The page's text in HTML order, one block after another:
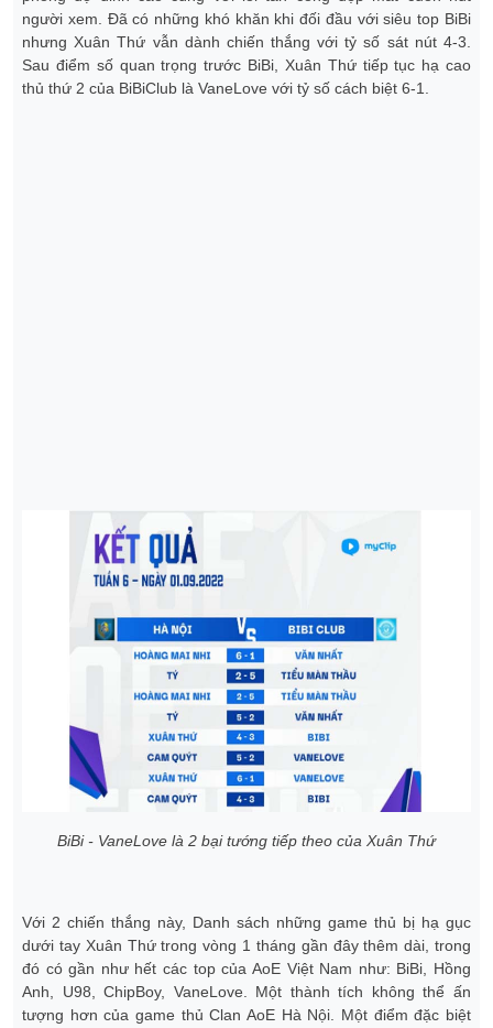
người xem. Đã có những khó khăn khi đối đầu với siêu top BiBi
nhưng Xuân Thứ vẫn dành chiến thắng với tỷ số sát nút 4-3.
Sau điểm số quan trọng trước BiBi, Xuân Thứ tiếp tục hạ cao
thủ thứ 2 của BiBiClub là VaneLove với tỷ số cách biệt 6-1.
BiBi - VaneLove là 2 bại tướng tiếp theo của Xuân Thứ
Với 2 chiến thắng này, Danh sách những game thủ bị hạ gục
dưới tay Xuân Thứ trong vòng 1 tháng gần đây thêm dài, trong
đó có gần như hết các top của AoE Việt Nam như: BiBi, Hồng
Anh, U98, ChipBoy, VaneLove. Một thành tích không thể ấn
tượng hơn của game thủ Clan AoE Hà Nội. Một điểm đặc biệt